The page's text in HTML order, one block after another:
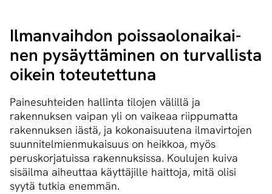
Ilmanvaihdon pois­sao­lon­ai­kai­
nen pysäyttäminen on turvallista
oikein toteutettuna
Painesuhteiden hallinta tilojen välillä ja
rakennuksen vaipan yli on vaikeaa riippumatta
rakennuksen iästä, ja kokonaisuutena ilmavirtojen
suunnitelmienmukaisuus on heikkoa, myös
peruskorjatuissa rakennuksissa. Koulujen kuiva
sisäilma aiheuttaa käyttäjille haittoja, mitä olisi
syytä tutkia enemmän.